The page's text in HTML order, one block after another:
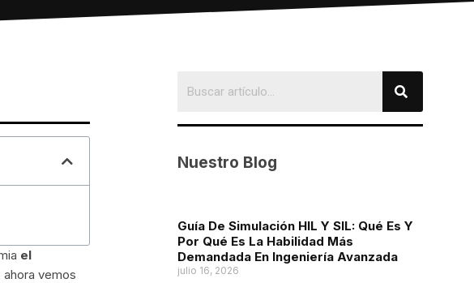
el
vemos
Nuestro Blog
Guía De Simulación HIL Y SIL: Qué Es Y
Por Qué Es La Habilidad Más
Demandada En Ingeniería Avanzada
julio 16, 2026